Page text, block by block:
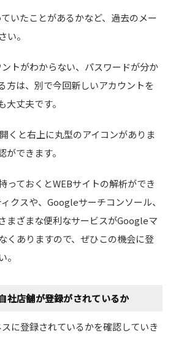
いたことがあるかなど、過去のメー
い。
トがわからない、パスワードが分か
方は、別で今回新しいアカウントを
大丈夫です。
くと右上に丸型のアイコンがありま
ができます。
っておくとWEBサイトの解析ができ
クスや、Googleサーチコンソール、
まざまな便利なサービスがGoogleマ
くありますので、ぜひこの機会に登
。
社店舗が登録がされているか
に登録されているかを確認していき